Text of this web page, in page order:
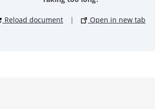
Reload document | Open in new tab